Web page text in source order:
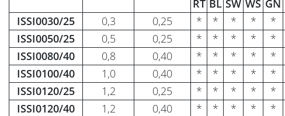
RT BL SW WS GN
ISSI0030/25
0,3 0,25 * * * * *
ISSI0050/25
0,5 0,25 * * * * *
ISSI0080/40
0,8 0,40 * * * * *
ISSI0100/40
1,0 0,40 * * * * *
ISSI0120/25
1,2 0,25 * * * * *
ISSI0120/40
1,2 0,40 * * * * *